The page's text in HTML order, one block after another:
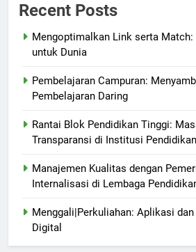
Recent Posts
Mengoptimalkan Link serta
untuk Dunia
Pembelajaran Campuran:
Pembelajaran Daring
Rantai Blok Pendidikan Tinggi:
Transparansi di Institusi Pendidikan
Manajemen Kualitas dengan
Internalisasi di Lembaga
Menggali|Perkuliahan: Aplikasi
Digital